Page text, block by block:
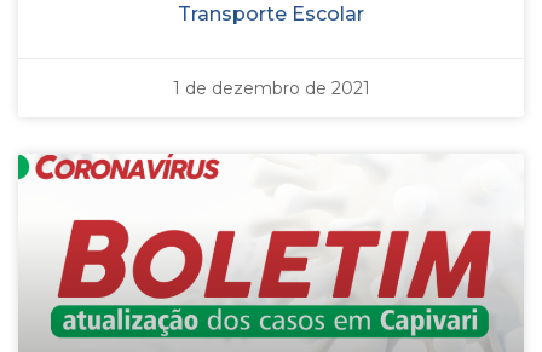
Transporte Escolar
1 de dezembro de 2021